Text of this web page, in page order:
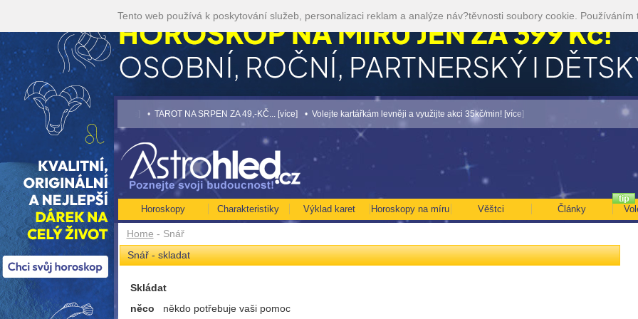
Home - Snář
Snář - skladat
Skládat
něco
někdo potřebuje vaši pomoc
Horoskopy Charakteristiky Výklad karet Horoskopy na míru Věštci Články
NA ROK 2026...[více] • TAROT NA SRPEN ZA 49,-KČ... [více] • Volejte kartářkám levněji a využijte akci 35kč/min! [více] • NEJVĚTŠÍ ROČNÍ HOROSKOP
Tento web používá k poskytování služeb, personalizaci reklam a analýze náv?těvnosti soubory cookie. Používáním